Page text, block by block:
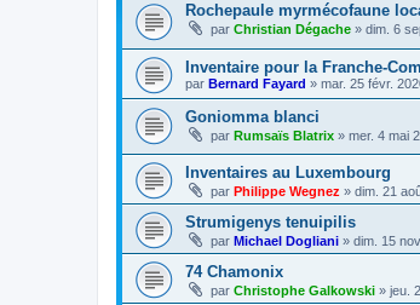
Rochepaule myrmécofaune
par Christian Dégache » dim. 6
Inventaire pour la Franche-
par Bernard Fayard » mar. 25 févr.
Goniomma blanci
par Rumsaïs Blatrix » mer. 4 mai
Inventaires au Luxembourg
par Philippe Wegnez » dim. 21
Strumigenys tenuipilis
par Michael Dogliani » dim. 15
74 Chamonix
par Christophe Galkowski » jeu.